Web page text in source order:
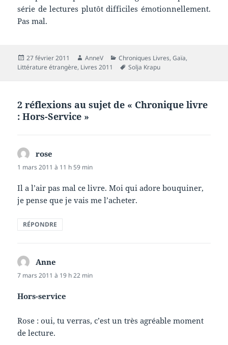
série de lectures plutôt difficiles émotionnellement.
Pas mal.
Publié
le
27 février 2011 Auteur
AnneV Catégories
Chroniques Livres,Gaïa,
Littérature étrangère, Livres 2011
Mots-
Solja Krapu
2 réflexions au sujet de « Chronique livre
: Hors-Service »
rose
1 mars 2011 à 11 h 59 min
Il a l’air pas mal ce livre. Moi qui adore bouquiner,
je pense que je vais me l’acheter.
RÉPONDRE
Anne
7 mars 2011 à 19 h 22 min
Hors-service
Rose : oui, tu verras, c’est un très agréable moment
de lecture.